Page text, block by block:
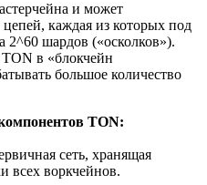
и может
каждая из которых под
2^60 шардов («осколков»).
TON в «блокчейн
большое количество
TON:
сеть, хранящая
всех воркчейнов.